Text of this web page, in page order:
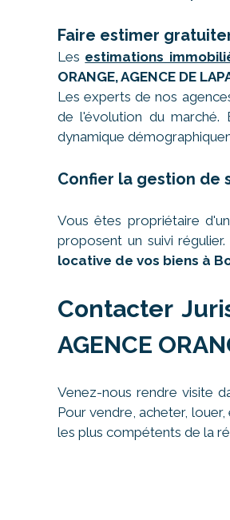
Faire estimer
Les estimations
ORANGE, AGENCE DE
Les experts de nos
de l'évolution du marché.
dynamique
Confier la gestion de
Vous êtes propriétaire
proposent un suivi
locative de vos biens à
Contacter
AGENCE
Venez-nous rendre visite
Pour vendre, acheter,
les plus compétents de la